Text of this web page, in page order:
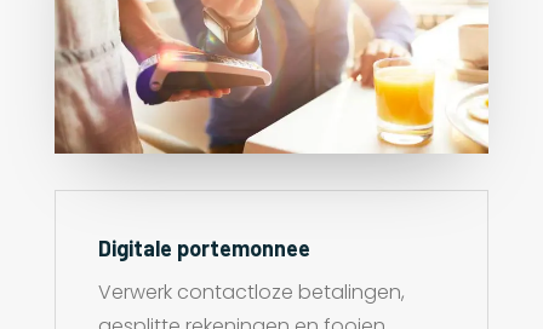
Digitale portemonnee
Verwerk contactloze betalingen,